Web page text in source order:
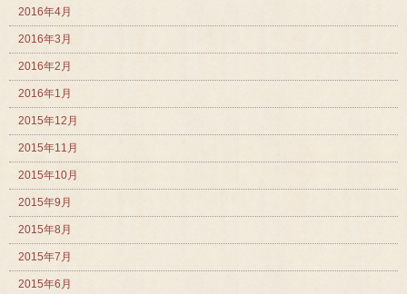
2016年4月
2016年3月
2016年2月
2016年1月
2015年12月
2015年11月
2015年10月
2015年9月
2015年8月
2015年7月
2015年6月